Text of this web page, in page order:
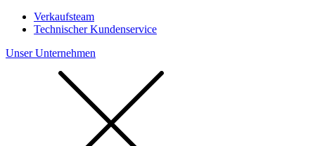
Verkaufsteam
Technischer Kundenservice
Unser Unternehmen